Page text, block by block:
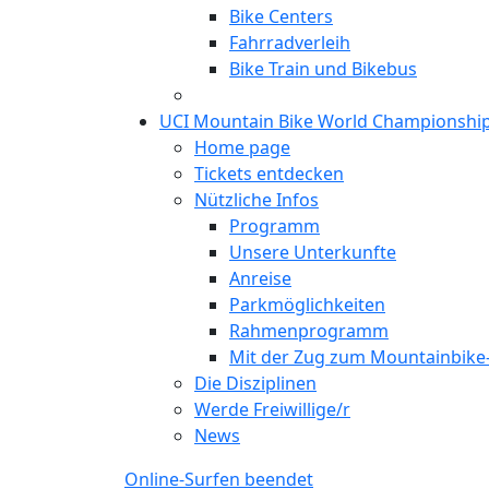
Bike Centers
Fahrradverleih
Bike Train und Bikebus
UCI Mountain Bike World
Home page
Tickets entdecken
Nützliche Infos
Programm
Unsere Unterkunfte
Anreise
Parkmöglichkeiten
Rahmenprogramm
Mit der Zug zum
Die Disziplinen
Werde Freiwillige/r
News
Online-Surfen beendet